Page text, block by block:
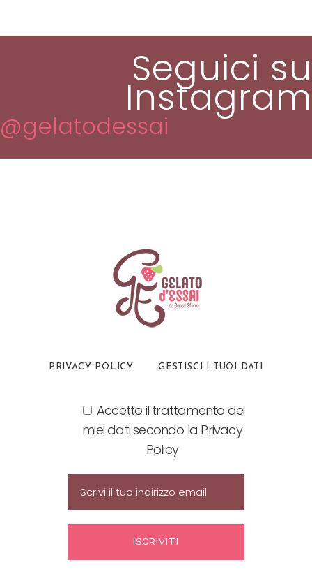
Seguici su
Instagram
@gelatodessai
PRIVACY POLICY GESTISCI I TUOI DATI
Accetto il trattamento dei
miei dati secondo la Privacy
Policy